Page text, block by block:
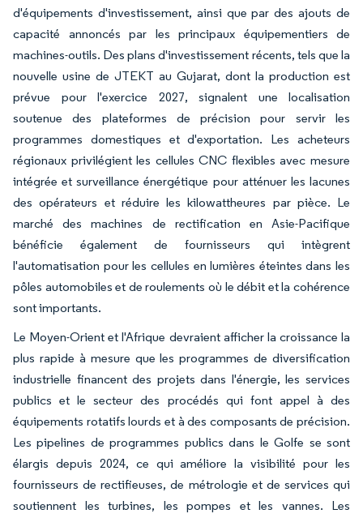
d'équipements d'investissement, ainsi que par des ajouts de
capacité annoncés par les principaux équipementiers de
machines-outils. Des plans d'investissement récents, tels que la
nouvelle usine de JTEKT au Gujarat, dont la production est
prévue pour l'exercice 2027, signalent une localisation
soutenue des plateformes de précision pour servir les
programmes domestiques et d'exportation. Les acheteurs
régionaux privilégient les cellules CNC flexibles avec mesure
intégrée et surveillance énergétique pour atténuer les lacunes
des opérateurs et réduire les kilowattheures par pièce. Le
marché des machines de rectification en Asie-Pacifique
bénéficie également de fournisseurs qui intègrent
l'automatisation pour les cellules en lumières éteintes dans les
pôles automobiles et de roulements où le débit et la cohérence
sont importants.
Le Moyen-Orient et l'Afrique devraient afficher la croissance la
plus rapide à mesure que les programmes de diversification
industrielle financent des projets dans l'énergie, les services
publics et le secteur des procédés qui font appel à des
équipements rotatifs lourds et à des composants de précision.
Les pipelines de programmes publics dans le Golfe se sont
élargis depuis 2024, ce qui améliore la visibilité pour les
fournisseurs de rectifieuses, de métrologie et de services qui
soutiennent les turbines, les pompes et les vannes. Les